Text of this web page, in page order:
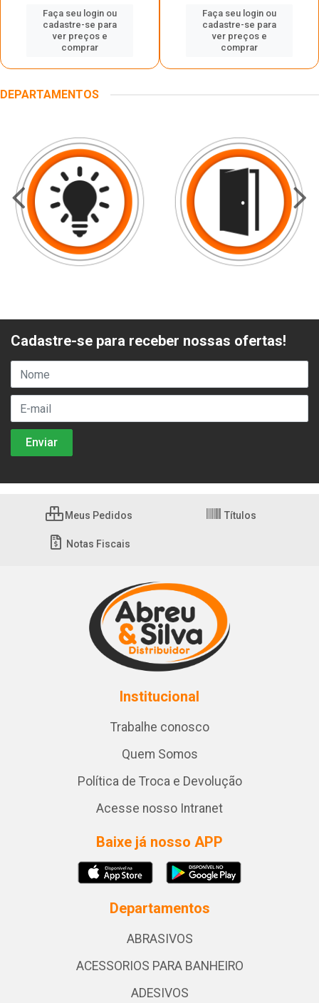
Faça seu login ou
cadastre-se para
ver preços e
comprar
Faça seu login ou
cadastre-se para
ver preços e
comprar
DEPARTAMENTOS
Cadastre-se para receber nossas ofertas!
Meus Pedidos Títulos
Notas Fiscais
Institucional
Trabalhe conosco
Quem Somos
Política de Troca e Devolução
Acesse nosso Intranet
Baixe já nosso APP
Departamentos
ABRASIVOS
ACESSORIOS PARA BANHEIRO
ADESIVOS